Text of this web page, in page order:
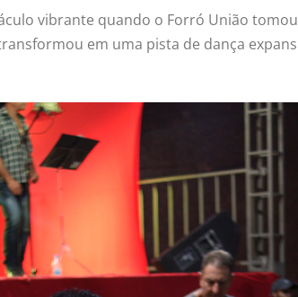
vibrante quando o Forró União
em uma pista de dança